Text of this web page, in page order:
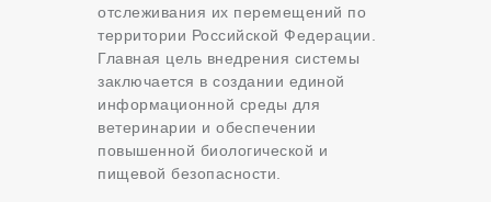
отслеживания их перемещений по
территории Российской Федерации.
Главная цель внедрения системы
заключается в создании единой
информационной среды для
ветеринарии и обеспечении
повышенной биологической и
пищевой безопасности.